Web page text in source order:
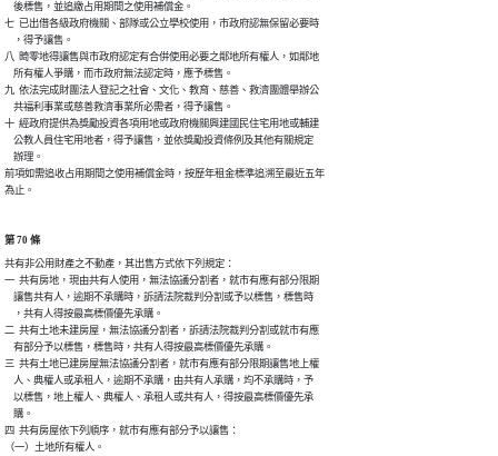
    後標售，並追繳占用期間之使用補償金。
七  已出借各級政府機關、部隊或公立學校使用，市政府認無保留必要時
    ，得予讓售。
八  畸零地得讓售與市政府認定有合併使用必要之鄰地所有權人，如鄰地
    所有權人爭購，而市政府無法認定時，應予標售。
九  依法完成財團法人登記之社會、文化、教育、慈善、救濟團體舉辦公
    共福利事業或慈善救濟事業所必需者，得予讓售。
十  經政府提供為獎勵投資各項用地或政府機關興建國民住宅用地或輔建
    公教人員住宅用地者，得予讓售，並依獎勵投資條例及其他有關規定
    辦理。
前項如需追收占用期間之使用補償金時，按歷年租金標準追溯至最近五年
為止。
第 70 條
共有非公用財產之不動產，其出售方式依下列規定：
一  共有房地，現由共有人使用，無法協議分割者，就市有應有部分限期
    讓售共有人，逾期不承購時，訴請法院裁判分割或予以標售，標售時
    ，共有人得按最高標價優先承購。
二  共有土地未建房屋，無法協議分割者，訴請法院裁判分割或就市有應
    有部分予以標售，標售時，共有人得按最高標價優先承購。
三  共有土地已建房屋無法協議分割者，就市有應有部分限期讓售地上權
    人、典權人或承租人，逾期不承購，由共有人承購，均不承購時，予
    以標售，地上權人、典權人、承租人或共有人，得按最高標價優先承
    購。
四  共有房屋依下列順序，就市有應有部分予以讓售：
（一）土地所有權人。